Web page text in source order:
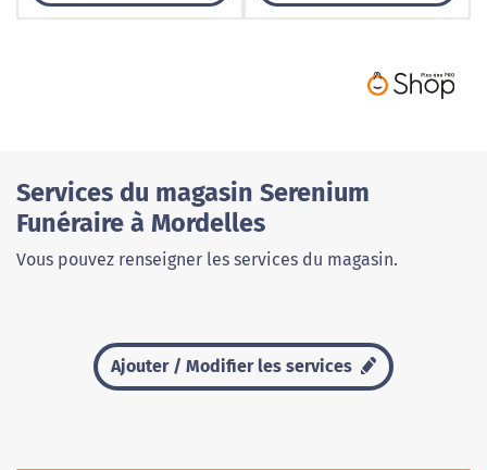
Services du magasin Serenium
Funéraire à Mordelles
Vous pouvez renseigner les services du magasin.
Ajouter / Modifier les services